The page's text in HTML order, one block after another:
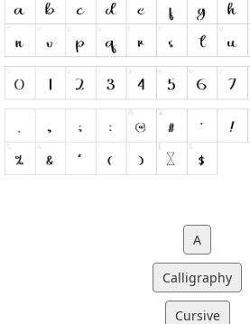
A
Calligraphy
Cursive